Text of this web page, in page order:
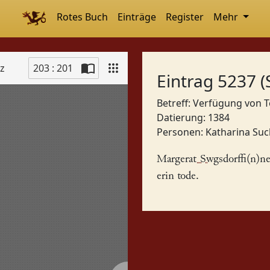
Rotes Buch Einträge Register Mehr
203 : 201
Eintrag 5237
Betreff: Verfügung von
Datierung: 1384
Personen: Katharina
Margerat
erin tode.